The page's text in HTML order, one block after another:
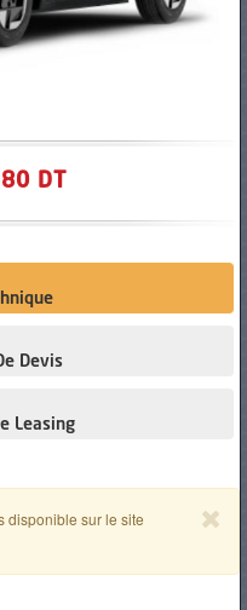
DT
Devis
Leasing
disponible sur le site